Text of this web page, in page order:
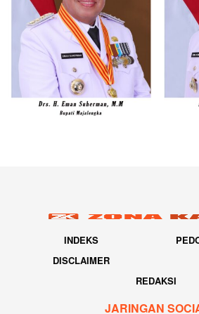
INDEKS
DISCLAIMER
REDAKSI
JARINGAN